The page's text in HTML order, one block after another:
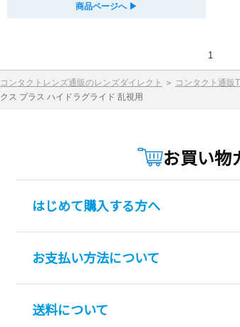
商品ページへ ▶︎
1
コンタクトレンズ通販のレンズダイレクト ＞ コンタクト通販
クス プラス ハイドラグライド 乱視用
お買い物
はじめて購入する方へ
お支払い方法について
送料について